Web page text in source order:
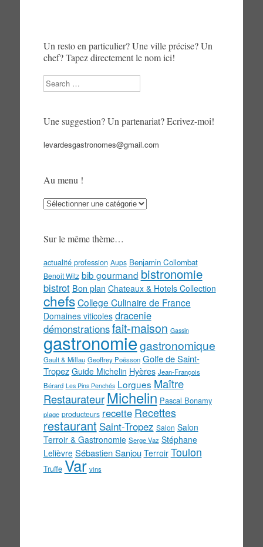
Un resto en particulier? Une ville précise? Un
chef? Tapez directement le nom ici!
Search
Une suggestion? Un partenariat? Ecrivez-moi!
levardesgastronomes@gmail.com
Au menu !
Au
Sur le même thème…
actualité profession Aups Benjamin Collombat
Benoit Witz bib gourmand bistronomie
bistrot Bon plan Chateaux & Hotels Collection
chefs College Culinaire de France
Domaines viticoles dracenie
démonstrationsfait-maison Gassin
gastronomiegastronomique
Gault & Millau Geoffrey Poësson Golfe de Saint-
Tropez Guide Michelin Hyères Jean-François
Bérard Les Pins Penchés Lorgues Maître
Restaurateur Michelin Pascal Bonamy
plage producteurs recette Recettes
restaurant Saint-Tropez Salon Salon
Terroir & Gastronomie Serge Vaz Stéphane
Lelièvre Sébastien Sanjou Terroir Toulon
Truffe Var vins